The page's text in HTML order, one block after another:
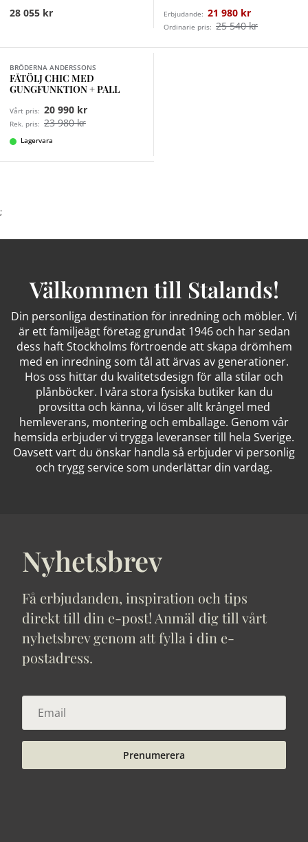
28 055 kr
Erbjudande: 21 980 kr
Ordinarie pris: 25 540 kr
BRÖDERNA ANDERSSONS
FÅTÖLJ CHIC MED
GUNGFUNKTION + PALL
Vårt pris: 20 990 kr
Rek. pris: 23 980 kr
Lagervara
;
Välkommen till Stalands!
Din personliga destination för inredning och möbler. Vi
är ett familjeägt företag grundat 1946 och har sedan
dess haft Stockholms förtroende att skapa drömhem
med en inredning som tål att ärvas av generationer.
Hos oss hittar du kvalitetsdesign för alla stilar och
plånböcker. I våra stora fysiska butiker kan du
provsitta och känna, vi löser allt krångel med
hemleverans, montering och emballage. Genom vår
hemsida erbjuder vi trygga leveranser till hela Sverige.
Oavsett vart du önskar handla så erbjuder vi personlig
och trygg service som underlättar din vardag.
Nyhetsbrev
Få erbjudanden, inspiration och tips
direkt till din e-post! Anmäl dig till vårt
nyhetsbrev genom att fylla i din e-
postadress.
Prenumerera